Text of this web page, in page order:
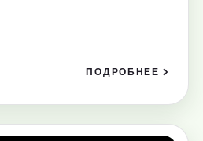
ПОДРОБНЕЕ